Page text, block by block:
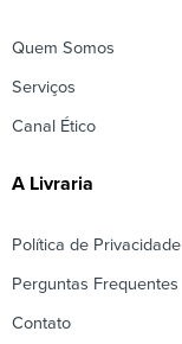
Quem Somos
Serviços
Canal Ético
A Livraria
Política de Privacidade
Perguntas Frequentes
Contato